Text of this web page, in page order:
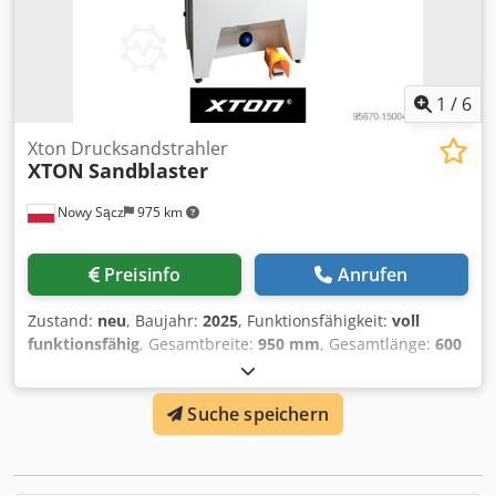
1 / 6
Nowy Sącz 975 km
Xton Drucksandstrahler
XTON Sandblaster
Preisinfo Anrufen
Zustand: neu, Baujahr: 2025, Funktionsfähigkeit: voll
funktionsfähig, Gesamtbreite: 950 mm, Gesamtlänge: 600
1’850 mm, Luftbedarf:
Fassungsvermögen des Behälters:250 l,
Eingangsspannung:230 V, Gesamtgewicht:
Beleuchtung, Kabine, XTON SANDBLASTER™
ideal für Werkstätten mit begrenztem Arbeitsbereich. Die
Suche speichern